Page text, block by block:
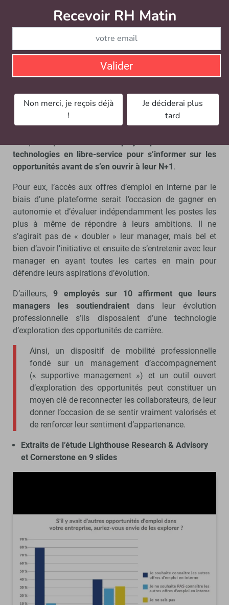
dans la région EMEA, pour beaucoup d’entreprises,
démarche de mobilité internepasse nécessairement en
amont par un entretien avec le manager.
En fait, si les employés se considèrent comment les
principaux responsables de leur carrière, les
que les managers sont « légèrement plus responsables »
de l’évolution et du développement de leur équipe.
technologies en libre-service pour s’informer sur les
opportunités avant de s’en ouvrir à leur N+1.
Pour eux, l’accès aux offres d’emploi en interne par le
biais d’une plateforme serait l’occasion de gagner en
autonomie et d’évaluer indépendamment les postes les
plus à même de répondre à leurs ambitions. Il ne
s’agirait pas de « doubler » leur manager, mais bel et
bien d’avoir l’initiative et ensuite de s’entretenir avec leur
manager en ayant toutes les cartes en main pour
défendre leurs aspirations d’évolution.
D’ailleurs, 9 employés sur 10 affirment que leurs
managers les soutiendraientdans leur évolution
professionnelle s’ils disposaient d’une technologie
d’exploration des opportunités de carrière.
Ainsi, un dispositif de mobilité professionnelle
fondé sur un management d’accompagnement
(« supportive management ») et un outil ouvert
d’exploration des opportunités peut constituer un
moyen clé de reconnecter les collaborateurs, de leur
donner l’occasion de se sentir vraiment valorisés et
de renforcer leur sentiment d’appartenance.
Extraits de l’étude Lighthouse Research & Advisory
et Cornerstone en 9 slides
précédent suivant
Recevoir RH Matin
Valider
Non merci, je reçois déjà
!
Je déciderai plus
tard